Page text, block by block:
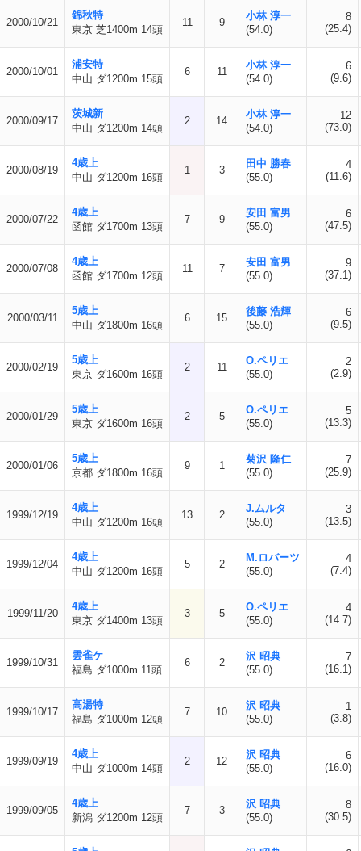
2000/10/21
錦秋特
東京 芝1400m 14頭
11 9
小林 淳一
(54.0)
8
(25.4)
2000/10/01
浦安特
中山 ダ1200m 15頭
6 11
小林 淳一
(54.0)
6
(9.6)
2000/09/17
茨城新
中山 ダ1200m 14頭
2 14
小林 淳一
(54.0)
12
(73.0)
2000/08/19
4歳上
中山 ダ1200m 16頭
1 3
田中 勝春
(55.0)
4
(11.6)
2000/07/22
4歳上
函館 ダ1700m 13頭
7 9
安田 富男
(55.0)
6
(47.5)
2000/07/08
4歳上
函館 ダ1700m 12頭
11 7
安田 富男
(55.0)
9
(37.1)
2000/03/11
5歳上
中山 ダ1800m 16頭
6 15
後藤 浩輝
(55.0)
6
(9.5)
2000/02/19
5歳上
東京 ダ1600m 16頭
2 11
O.ペリエ
(55.0)
2
(2.9)
2000/01/29
5歳上
東京 ダ1600m 16頭
2 5
O.ペリエ
(55.0)
5
(13.3)
2000/01/06
5歳上
京都 ダ1800m 16頭
9 1
菊沢 隆仁
(55.0)
7
(25.9)
1999/12/19
4歳上
中山 ダ1200m 16頭
13 2
J.ムルタ
(55.0)
3
(13.5)
1999/12/04
4歳上
中山 ダ1200m 16頭
5 2
M.ロバーツ
(55.0)
4
(7.4)
1999/11/20
4歳上
東京 ダ1400m 13頭
3 5
O.ペリエ
(55.0)
4
(14.7)
1999/10/31
雲雀ケ
福島 ダ1000m 11頭
6 2
沢 昭典
(55.0)
7
(16.1)
1999/10/17
高湯特
福島 ダ1000m 12頭
7 10
沢 昭典
(55.0)
1
(3.8)
1999/09/19
4歳上
中山 ダ1000m 14頭
2 12
沢 昭典
(55.0)
6
(16.0)
1999/09/05
4歳上
新潟 ダ1200m 12頭
7 3
沢 昭典
(55.0)
8
(30.5)